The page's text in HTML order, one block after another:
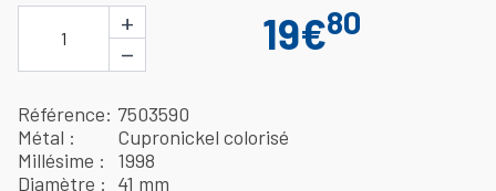
1
+
−
19€80
Référence 7503590
Métal
Cupronickel colorisé
Millésime
1998
Diamètre
41 mm